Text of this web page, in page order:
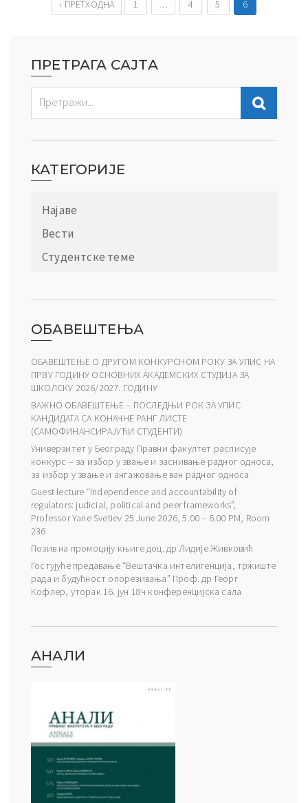
‹ ПРЕТХОДНА 1 … 4 5 6
ПРЕТРАГА САЈТА
КАТЕГОРИЈЕ
Најаве
Вести
Студентске теме
ОБАВЕШТЕЊА
ОБАВЕШТЕЊЕ О ДРУГОМ КОНКУРСНОМ РОКУ ЗА УПИС НА
ПРВУ ГОДИНУ ОСНОВНИХ АКАДЕМСКИХ СТУДИЈА ЗА
ШКОЛСКУ 2026/2027. ГОДИНУ
ВАЖНО ОБАВЕШТЕЊЕ – ПОСЛЕДЊИ РОК ЗА УПИС
КАНДИДАТА СА КОНАЧНЕ РАНГ ЛИСТЕ
(САМОФИНАНСИРАЈУЋИ СТУДЕНТИ)
Универзитет у Београду Правни факултет расписује
конкурс – за избор у звање и заснивање радног односа,
за избор у звање и ангажовање ван радног односа
Guest lecture “Independence and accountability of
regulators: judicial, political and peer frameworks”,
Professor Yane Svetiev 25 June 2026, 5.00 – 6.00 PM, Room
236
Позив на промоцију књиге доц. др Лидије Живковић
Гостујуће предавање “Вештачка интелигенција, тржиште
рада и будућност опорезивања” Проф. др Георг
Кофлер, уторак 16. јун 18ч конференцијска сала
АНАЛИ